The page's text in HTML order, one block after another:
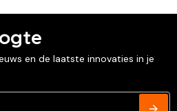
en de laatste innovaties in je